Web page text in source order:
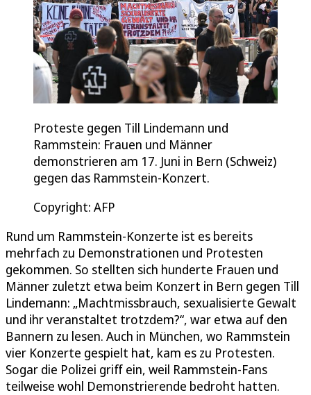
Proteste gegen Till Lindemann und
Rammstein: Frauen und Männer
demonstrieren am 17. Juni in Bern (Schweiz)
gegen das Rammstein-Konzert.
Copyright: AFP
Rund um Rammstein-Konzerte ist es bereits
mehrfach zu Demonstrationen und Protesten
gekommen. So stellten sich hunderte Frauen und
Männer zuletzt etwa beim Konzert in Bern gegen Till
Lindemann: „Machtmissbrauch, sexualisierte Gewalt
und ihr veranstaltet trotzdem?“, war etwa auf den
Bannern zu lesen. Auch in München, wo Rammstein
vier Konzerte gespielt hat, kam es zu Protesten.
Sogar die Polizei griff ein, weil Rammstein-Fans
teilweise wohl Demonstrierende bedroht hatten.